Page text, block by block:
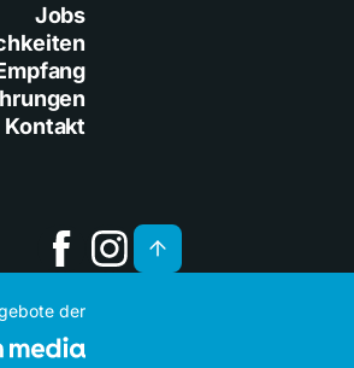
Jobs
Kontakt
der